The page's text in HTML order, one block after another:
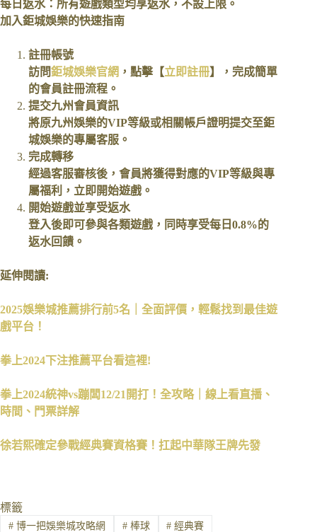
每日返水：所有遊戲類型均享返水，不設上限。
加入鉅城娛樂的快速指南
註冊帳號
訪問鉅城娛樂官網 ，點擊【立即註冊】，完成簡單
的會員註冊流程。
提交九州會員資訊
將原九州娛樂的VIP等級或相關帳戶證明提交至鉅
城娛樂的專屬客服。
完成轉移
經過客服審核後，會員將獲得對應的VIP等級與專
屬福利，立即開始遊戲。
開始遊戲並享受返水
登入後即可參與各類遊戲，同時享受每日0.8%的
返水回饋。
延伸閱讀:
2025娛樂城推薦排行前5名｜全面評價，輕鬆找到最佳遊
戲平台！
拳上2024下注推薦平台看這裡!
拳上2024統神vs蹦闆12/21開打！全攻略｜線上看直播、
時間、門票詳解
徐若熙確定參戰經典賽資格賽！扛起中華隊王牌先發
標籤
#博一把娛樂城攻略網 #棒球 # 經典賽